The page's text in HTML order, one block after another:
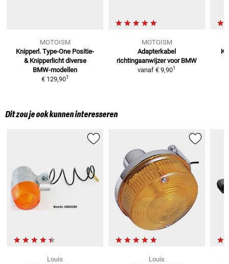
MOTOISM
Knipperl. Type-One Positie-
& Knipperlicht diverse
BMW-modellen
€ 129,901
MOTOISM
Adapterkabel
richtingaanwijzer voor BMW
vanaf € 9,901
Dit zou je ook kunnen interesseren
Louis
Louis